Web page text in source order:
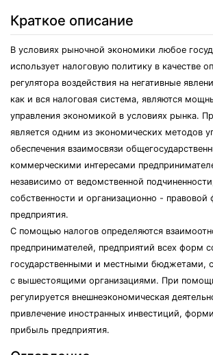
Краткое описание
В условиях рыночной экономики любое
использует налоговую политику в качестве
регулятора воздействия на негативные
как и вся налоговая система, являются
управления экономикой в условиях рынка.
является одним из экономических методов
обеспечения взаимосвязи
коммерческими интересами
независимо от ведомственной
собственности и организационно -
предприятия.
С помощью налогов определяются
предпринимателей, предприятий всех форм
государственными и местными бюджетами,
с вышестоящими организациями. При
регулируется внешнеэкономическая
привлечение иностранных инвестиций,
прибыль предприятия.